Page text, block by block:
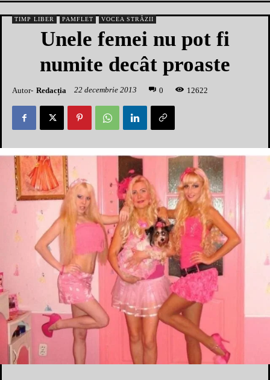
TIMP LIBER PAMFLET VOCEA STRĂZII
Unele femei nu pot fi
numite decât proaste
Autor- Redacția 22 decembrie 2013 0 1 2622